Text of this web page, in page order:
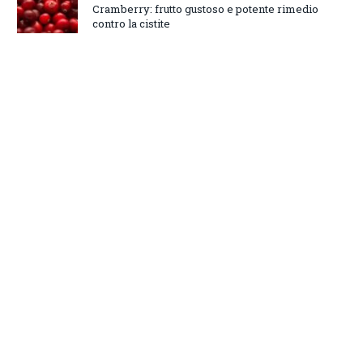
Cramberry: frutto gustoso e potente rimedio
contro la cistite